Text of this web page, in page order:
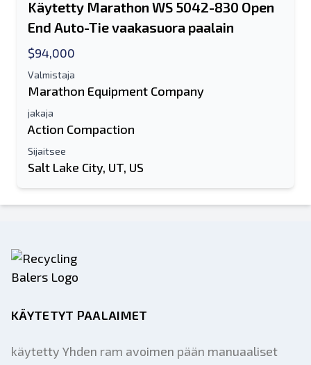
Käytetty Marathon WS 5042-830 Open
End Auto-Tie vaakasuora paalain
$94,000
Valmistaja
Marathon Equipment Company
jakaja
Action Compaction
Sijaitsee
Salt Lake City, UT, US
KÄYTETYT PAALAIMET
käytetty Yhden ram avoimen pään manuaaliset